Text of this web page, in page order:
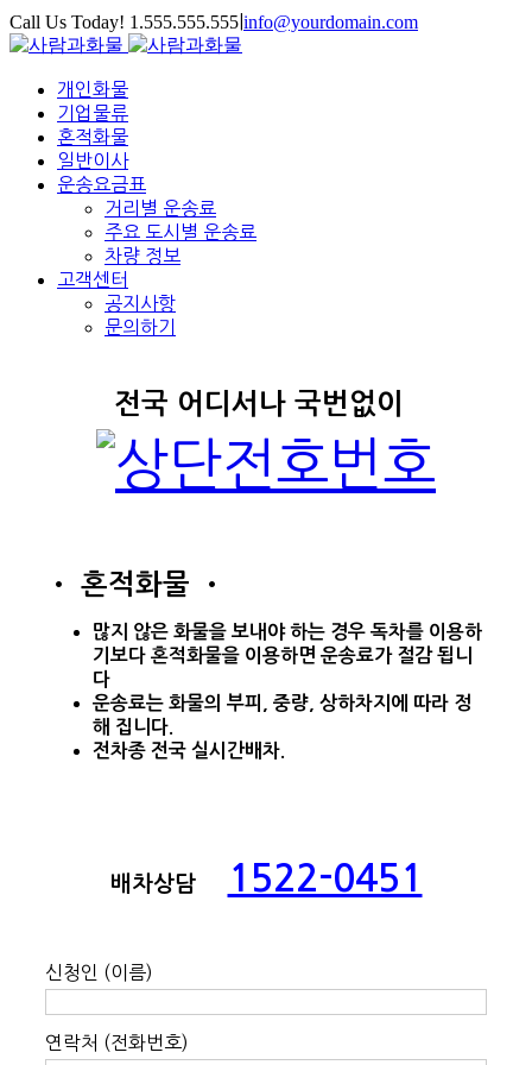
Call Us Today! 1.555.555.555 info@yourdomain.com
개인화물
기업물류
혼적화물
일반이사
운송요금표
거리별 운송료
주요 도시별 운송료
차량 정보
고객센터
공지사항
문의하기
전국 어디서나 국번없이
• 혼적화물 •
많지 않은 화물을 보내야 하는 경우 독차를 이용하
기보다 혼적화물을 이용하면 운송료가 절감 됩니
다
운송료는 화물의 부피, 중량, 상하차지에 따라 정
해 집니다.
전차종 전국 실시간배차.
배차상담 1522-0451
신청인 (이름)
연락처 (전화번호)